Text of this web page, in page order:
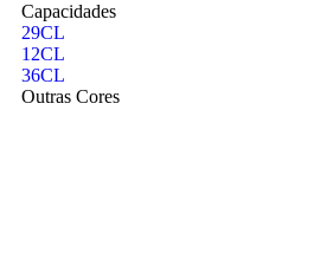
Capacidades
29CL
12CL
36CL
Outras Cores